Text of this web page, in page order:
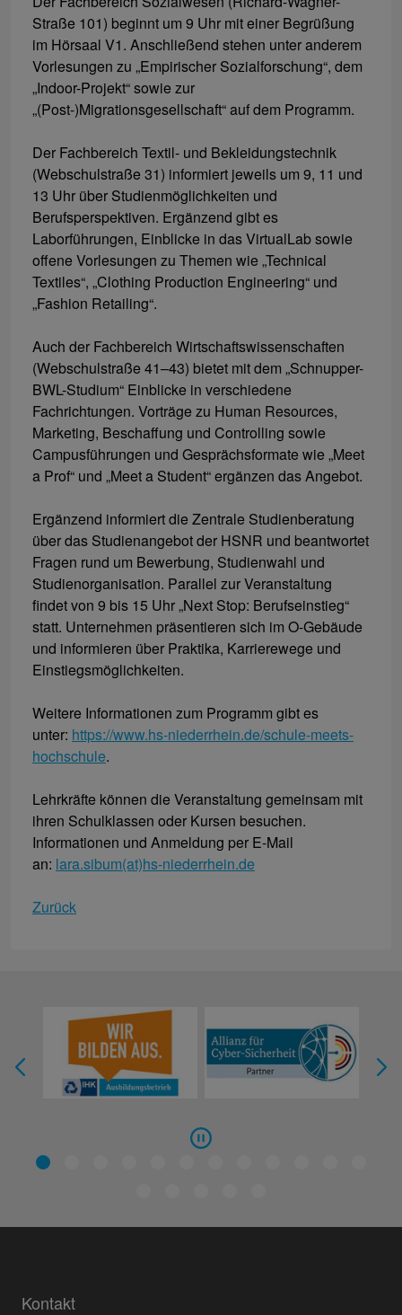
Straße 101) beginnt um 9 Uhr mit einer Begrüßung
im Hörsaal V1. Anschließend stehen unter anderem
Vorlesungen zu „Empirischer Sozialforschung“, dem
„Indoor-Projekt“ sowie zur
„(Post-)Migrationsgesellschaft“ auf dem Programm.
Der Fachbereich Textil- und Bekleidungstechnik
(Webschulstraße 31) informiert jeweils um 9, 11 und
13 Uhr über Studienmöglichkeiten und
Berufsperspektiven. Ergänzend gibt es
Laborführungen, Einblicke in das VirtualLab sowie
offene Vorlesungen zu Themen wie „Technical
Textiles“, „Clothing Production Engineering“ und
„Fashion Retailing“.
Auch der Fachbereich Wirtschaftswissenschaften
(Webschulstraße 41–43) bietet mit dem „Schnupper-
BWL-Studium“ Einblicke in verschiedene
Fachrichtungen. Vorträge zu Human Resources,
Marketing, Beschaffung und Controlling sowie
Campusführungen und Gesprächsformate wie „Meet
a Prof“ und „Meet a Student“ ergänzen das Angebot.
Ergänzend informiert die Zentrale Studienberatung
über das Studienangebot der HSNR und beantwortet
Fragen rund um Bewerbung, Studienwahl und
Studienorganisation. Parallel zur Veranstaltung
findet von 9 bis 15 Uhr „Next Stop: Berufseinstieg“
statt. Unternehmen präsentieren sich im O-Gebäude
und informieren über Praktika, Karrierewege und
Einstiegsmöglichkeiten.
Weitere Informationen zum Programm gibt es
unter: https://www.hs-niederrhein.de/schule-meets-
hochschule.
Lehrkräfte können die Veranstaltung gemeinsam mit
ihren Schulklassen oder Kursen besuchen.
Informationen und Anmeldung per E-Mail
an: lara.sibum(at)hs-niederrhein.de
Zurück
Kontakt